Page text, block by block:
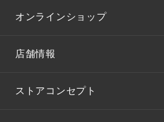
オンラインショップ
店舗情報
ストアコンセプト